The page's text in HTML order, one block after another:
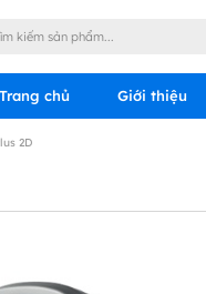
2D
Trang chủ Giới thiệu